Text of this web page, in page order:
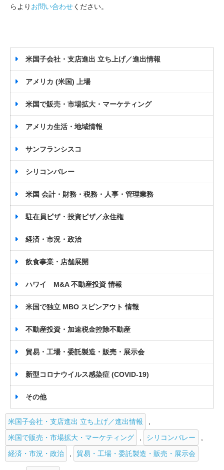
らより お問い合わせください。
米国子会社・支店進出 立ち上げ／進出情報
アメリカ (米国) 上場
米国で販売・市場拡大・マーケティング
アメリカ生活・地域情報
サンフランシスコ
シリコンバレー
米国 会計・財務・税務・人事・管理業務
駐在員ビザ・投資ビザ／永住権
経済・市況・政治
飲食事業・店舗展開
ハワイ M&A 不動産投資 情報
米国で独立 MBO スピンアウト 情報
不動産投資・加速税金控除不動産
貿易・工場・委託製造・販売・展示会
新型コロナウイルス感染症 (COVID-19)
その他
米国子会社・支店進出 立ち上げ／進出情報
米国で販売・市場拡大・マーケティング
シリコンバレー
経済・市況・政治
貿易・工場・委託製造・販売・展示会